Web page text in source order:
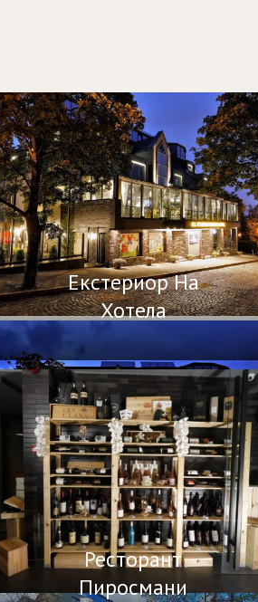
Екстериор На
Хотела
Ресторант
Пиросмани